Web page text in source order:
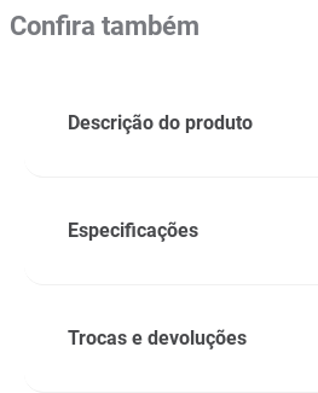
Confira também
Descrição do produto
Especificações
Trocas e devoluções